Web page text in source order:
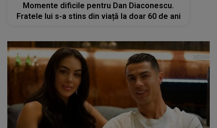
Momente dificile pentru Dan Diaconescu.
Fratele lui s-a stins din viață la doar 60 de ani